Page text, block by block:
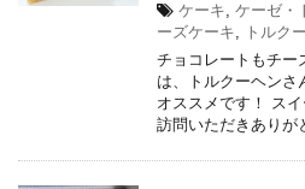
ケーキ, ケーゼ・
ーズケーキ, トルク
チョコレートもチー
は、トルクーヘンさ
オススメです！ ス
訪問いただきありが